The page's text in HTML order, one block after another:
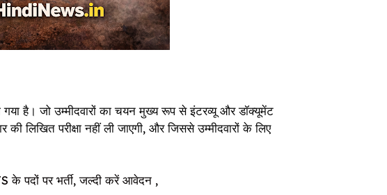
है। जो उम्मीदवारों का चयन मुख्य रूप से इंटरव्यू और डॉक्यूमेंट
लिखित परीक्षा नहीं ली जाएगी, और जिससे उम्मीदवारों के लिए
पदों पर भर्ती, जल्दी करें आवेदन ,